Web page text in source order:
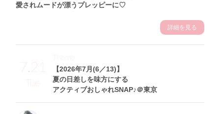
愛されムードが漂うプレッピーに♡
詳細を見る
7.21
Tue
【2026年7月(6／13)】
夏の日差しを味方にする
アクティブおしゃれSNAP♪＠東京
Theme